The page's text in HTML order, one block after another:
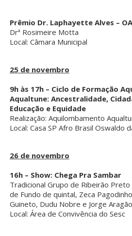
Prêmio Dr. Laphayette Alves –
Drª Rosimeire Motta
Local: Câmara Municipal
25 de novembro
9h às 17h – Ciclo de Formação
Aqualtune: Ancestralidade,
Educação e Equidade
Realização: Aquilombamento
Local: Casa SP Afro Brasil Oswaldo
26 de novembro
16h – Show: Chega Pra Sambar
Tradicional Grupo de Ribeirão
de Fundo de quintal, Zeca
Guineto, Dudu Nobre e Jorge Aragão
Local: Área de Convivência do Sesc